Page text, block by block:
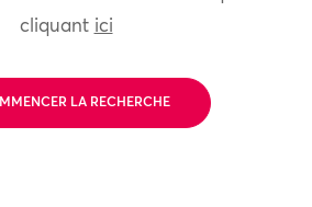
cliquant ici
LA RECHERCHE